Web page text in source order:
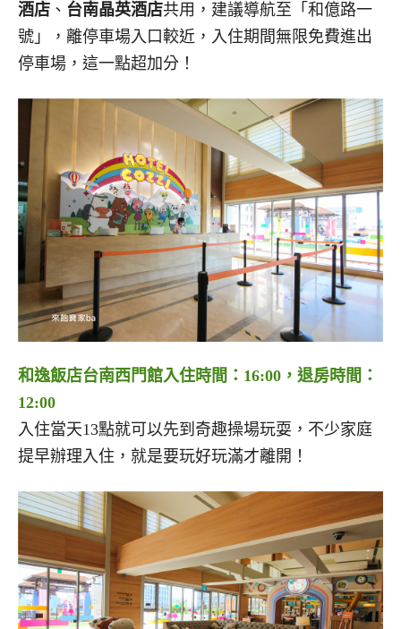
酒店 、 台南晶英酒店共用，建議導航至「和億路一
號」，離停車場入口較近，入住期間無限免費進出
停車場，這一點超加分！
和逸飯店台南西門館入住時間：16:00，退房時間：
12:00
入住當天13點就可以先到奇趣操場玩耍，不少家庭
提早辦理入住，就是要玩好玩滿才離開！